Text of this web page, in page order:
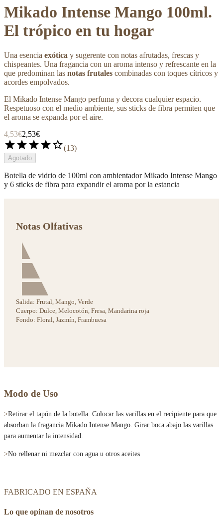
Mikado Intense Mango 100ml.
El trópico en tu hogar
Una esencia exótica y sugerente con notas afrutadas, frescas y
chispeantes. Una fragancia con un aroma intenso y refrescante en la
que predominan las notas frutales combinadas con toques cítricos y
acordes empolvados.
El Mikado Intense Mango perfuma y decora cualquier espacio.
Respetuoso con el medio ambiente, sus sticks de fibra permiten que
el aroma se expanda por el aire.
4,53€2,53€
starstarstarstarstar_border(13)
Agotado
Botella de vidrio de 100ml con ambientador Mikado Intense Mango
y 6 sticks de fibra para expandir el aroma por la estancia
Notas Olfativas
Salida: Frutal, Mango, Verde
Cuerpo: Dulce, Melocotón, Fresa, Mandarina roja
Fondo: Floral, Jazmín, Frambuesa
Modo de Uso
>Retirar el tapón de la botella. Colocar las varillas en el recipiente para que
absorban la fragancia Mikado Intense Mango. Girar boca abajo las varillas
para aumentar la intensidad.
>No rellenar ni mezclar con agua u otros aceites
FABRICADO EN ESPAÑA
Lo que opinan de nosotros